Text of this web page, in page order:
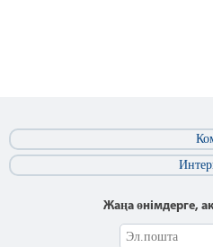
Жаңа өнімдерге,